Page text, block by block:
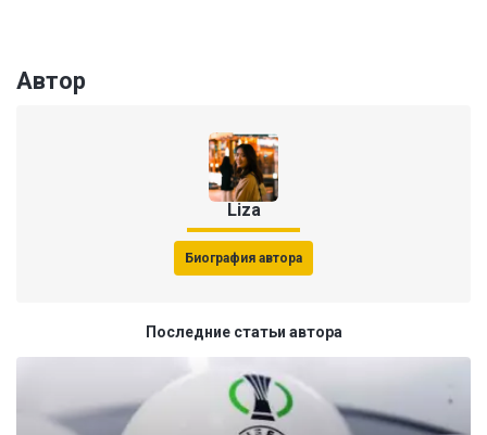
Автор
Liza
Биография автора
Последние статьи автора